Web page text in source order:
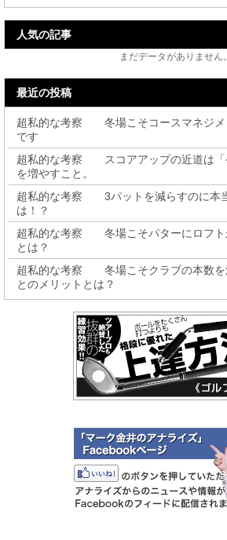
人気の記事
まだデータがありません。
最近の投稿
超私的な考察 冬場こそコースマネジメ
です
超私的な考察 スコアアップの近道は「
を増やすこと。
超私的な考察 3パットを減らすのに本
は！？
超私的な考察 冬場こそパターにロフト
とは？
超私的な考察 冬場こそクラブの本数を
とのメリットとは？